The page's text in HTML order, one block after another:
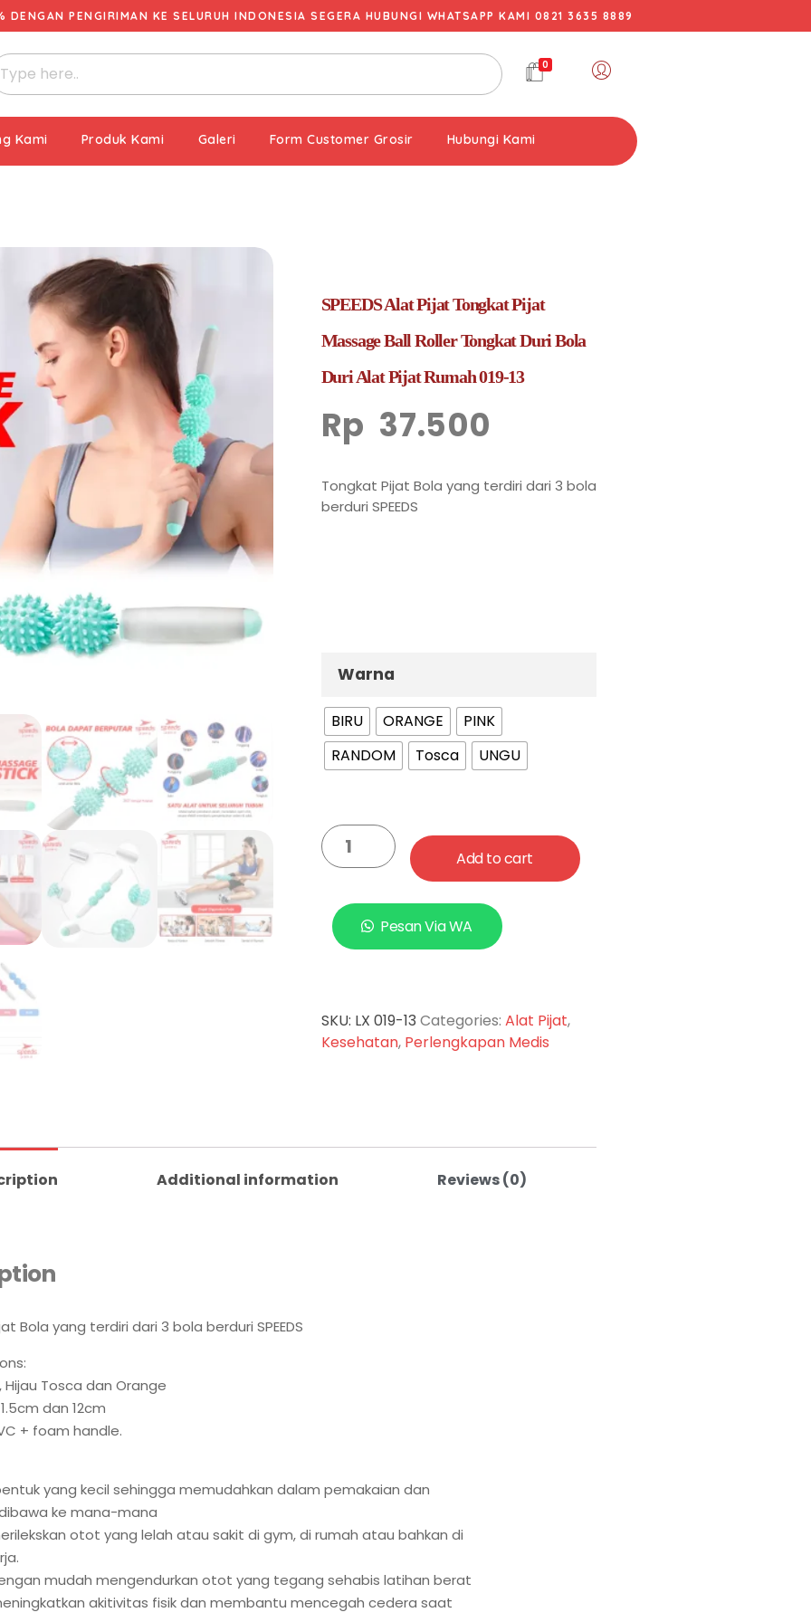
DENGAN PENGIRIMAN KE SELURUH INDONESIA SEGERA HUBUNGI WHATSAPP KAMI 0821 3635 8889
0
Kami Produk Kami Galeri Form Customer Grosir Hubungi Kami
SPEEDS Alat Pijat Tongkat Pijat
Massage Ball Roller Tongkat Duri Bola
Duri Alat Pijat Rumah 019-13
Rp 37.500
Tongkat Pijat Bola yang terdiri dari 3 bola
berduri SPEEDS
Warna
BIRU ORANGE
PINK
RANDOM
Tosca UNGU
Add to cart
Pesan Via WA
SKU: LX 019-13 Categories: Alat Pijat,
Kesehatan, Perlengkapan Medis
Additional information Reviews (0)
Bola yang terdiri dari 3 bola berduri SPEEDS
Hijau Tosca dan Orange
dan 12cm
+ foam handle.
yang kecil sehingga memudahkan dalam pemakaian dan
ke mana-mana
otot yang lelah atau sakit di gym, di rumah atau bahkan di
mudah mengendurkan otot yang tegang sehabis latihan berat
akitivitas fisik dan membantu mencegah cedera saat